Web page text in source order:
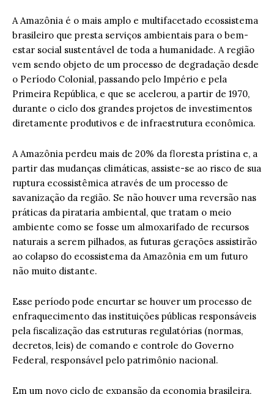
A Amazônia é o mais amplo e multifacetado ecossistema
brasileiro que presta serviços ambientais para o bem-
estar social sustentável de toda a humanidade. A região
vem sendo objeto de um processo de degradação desde
o Período Colonial, passando pelo Império e pela
Primeira República, e que se acelerou, a partir de 1970,
durante o ciclo dos grandes projetos de investimentos
diretamente produtivos e de infraestrutura econômica.
A Amazônia perdeu mais de 20% da floresta prístina e, a
partir das mudanças climáticas, assiste-se ao risco de sua
ruptura ecossistêmica através de um processo de
savanização da região. Se não houver uma reversão nas
práticas da pirataria ambiental, que tratam o meio
ambiente como se fosse um almoxarifado de recursos
naturais a serem pilhados, as futuras gerações assistirão
ao colapso do ecossistema da Amazônia em um futuro
não muito distante.
Esse período pode encurtar se houver um processo de
enfraquecimento das instituições públicas responsáveis
pela fiscalização das estruturas regulatórias (normas,
decretos, leis) de comando e controle do Governo
Federal, responsável pelo patrimônio nacional.
Em um novo ciclo de expansão da economia brasileira,